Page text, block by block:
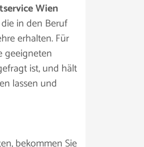
Wien
in den Beruf
erhalten. Für
geeigneten
ist, und hält
lassen und